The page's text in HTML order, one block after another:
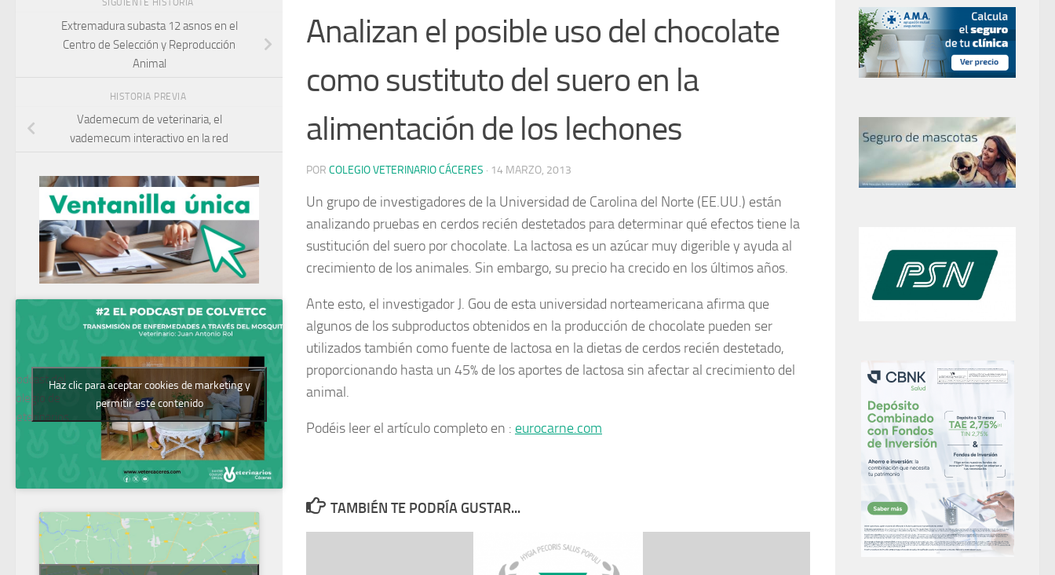
Analizan el posible uso del chocolate
como sustituto del suero en la
alimentación de los lechones
POR COLEGIO VETERINARIO CÁCERES · 14 MARZO, 2013
Un grupo de investigadores de la Universidad de Carolina del Norte (EE.UU.) están
analizando pruebas en cerdos recién destetados para determinar qué efectos tiene la
sustitución del suero por chocolate. La lactosa es un azúcar muy digerible y ayuda al
crecimiento de los animales. Sin embargo, su precio ha crecido en los últimos años.
Ante esto, el investigador J. Gou de esta universidad norteamericana afirma que
algunos de los subproductos obtenidos en la producción de chocolate pueden ser
utilizados también como fuente de lactosa en la dietas de cerdos recién destetado,
proporcionando hasta un 45% de los aportes de lactosa sin afectar al crecimiento del
animal.
Podéis leer el artículo completo en : eurocarne.com
TAMBIÉN TE PODRÍA GUSTAR...
SIGUIENTE HISTORIA
Extremadura subasta 12 asnos en el
Centro de Selección y Reproducción
Animal
HISTORIA PREVIA
Vademecum de veterinaria, el
vademecum interactivo en la red
Podcast del
Colegio de
Veterinarios
Haz clic para aceptar cookies de marketing y
permitir este contenido